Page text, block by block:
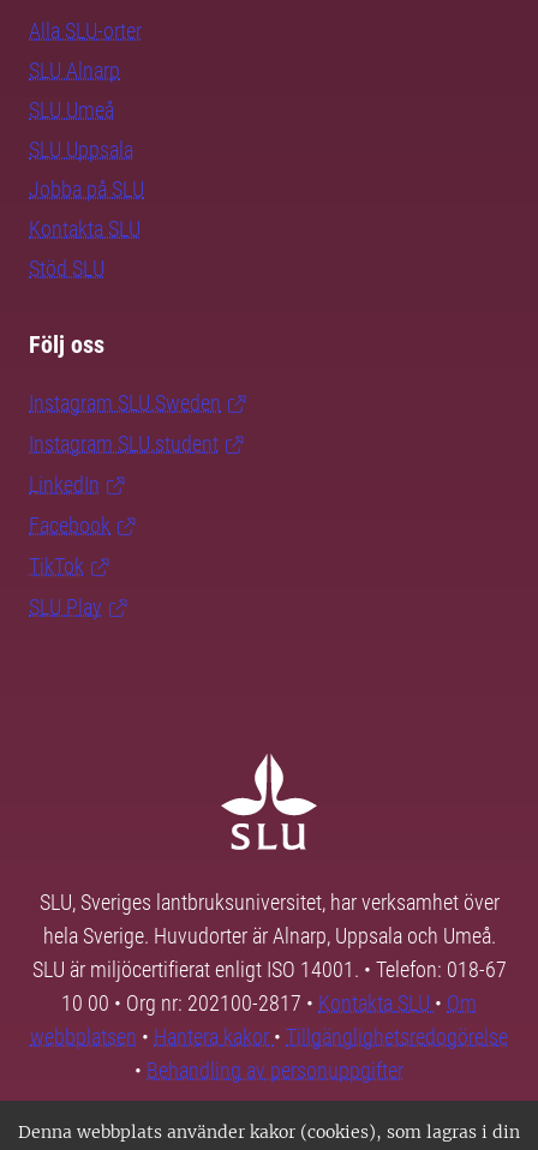
Denna webbplats använder kakor (cookies), som lagras i din
Alla SLU-orter
SLU Alnarp
SLU Umeå
SLU Uppsala
Jobba på SLU
Kontakta SLU
Stöd SLU
Följ oss
Instagram SLU.Sweden
Instagram SLU.student
LinkedIn
Facebook
TikTok
SLU Play
SLU, Sveriges lantbruksuniversitet, har verksamhet över
hela Sverige. Huvudorter är Alnarp, Uppsala och Umeå.
SLU är miljöcertifierat enligt ISO 14001. • Telefon: 018-67
10 00 • Org nr: 202100-2817 • Kontakta SLU • Om
webbplatsen • Hantera kakor • Tillgänglighetsredogörelse
• Behandling av personuppgifter